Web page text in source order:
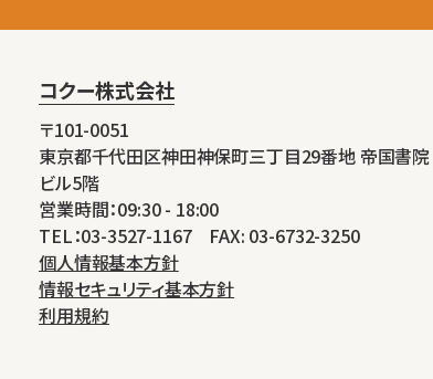
コクー株式会社
〒101-0051
東京都千代田区神田神保町三丁目29番地 帝国書院
ビル5階
営業時間：09:30 - 18:00
TEL：03-3527-1167 FAX: 03-6732-3250
個人情報基本方針
情報セキュリティ基本方針
利用規約